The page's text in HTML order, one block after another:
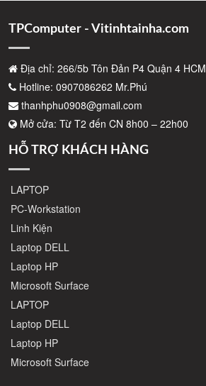
TPComputer - Vitinhtainha.com
Địa chỉ: 266/5b Tôn Đản P4 Quận 4 HCM
Hotline: 0907086262 Mr.Phú
thanhphu0908@gmail.com
Mở cửa: Từ T2 đến CN 8h00 – 22h00
HỖ TRỢ KHÁCH HÀNG
LAPTOP
PC-Workstation
Linh Kiện
Laptop DELL
Laptop HP
Microsoft Surface
LAPTOP
Laptop DELL
Laptop HP
Microsoft Surface